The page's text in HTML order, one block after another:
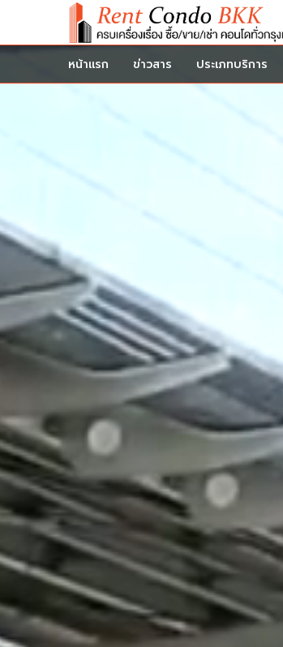
หน้าแรก ข่าวสาร ประเภทบริการ